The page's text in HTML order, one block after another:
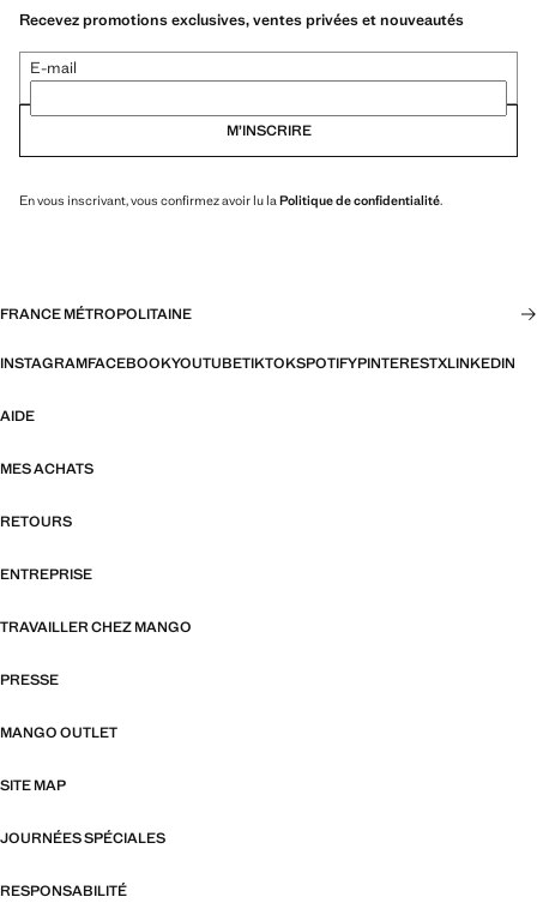
Recevez promotions exclusives, ventes privées et nouveautés
E-mail
M’INSCRIRE
En vous inscrivant, vous confirmez avoir lu laPolitique de confidentialité.
FRANCE MÉTROPOLITAINE
INSTAGRAMFACEBOOKYOUTUBETIKTOKSPOTIFYPINTERESTXLINKEDIN
AIDE
MES ACHATS
RETOURS
ENTREPRISE
TRAVAILLER CHEZ MANGO
PRESSE
MANGO OUTLET
SITE MAP
JOURNÉES SPÉCIALES
RESPONSABILITÉ